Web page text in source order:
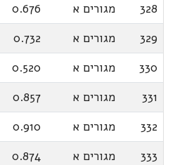
328
מגורים א 0.676
329
מגורים א 0.732
330
מגורים א 0.520
331
מגורים א 0.857
332
מגורים א 0.910
333
מגורים א 0.874